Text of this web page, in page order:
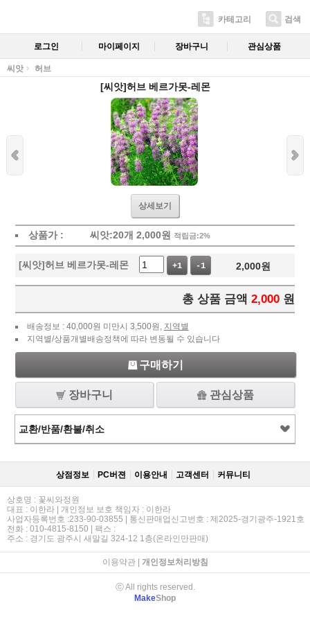
카테고리 검색
로그인 마이페이지 장바구니 관심상품
씨앗 허브
[씨앗]허브 베르가못-레몬
상세보기
상품가 : 씨앗:20개 2,000원 적립금:2%
[씨앗]허브 베르가못-레몬 +1 -1 2,000원
총 상품 금액 2,000 원
배송정보 : 40,000원 미만시 3,500원, 지역별
지역별/상품개별배송정책에 따라 변동될 수 있습니다
구매하기
장바구니 관심상품
교환/반품/환불/취소
상점정보 PC버젼 이용안내 고객센터 커뮤니티
상호명 : 꽃씨와정원
대표 : 이한라 | 개인정보 보호 책임자 : 이한라
사업자등록번호 :233-90-03855 | 통신판매업신고번호 : 제2025-경기광주-1921호
전화 : 010-4815-8150 | 팩스 :
주소 : 경기도 광주시 새말길 324-12 1층(온라인만판매)
이용약관| 개인정보처리방침
ⓒ All rights reserved.
MakeShop